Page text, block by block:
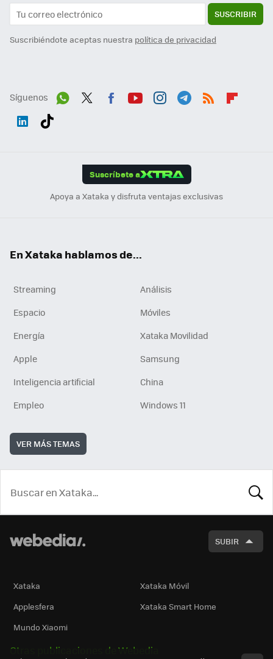
SUSCRIBIR
Suscribiéndote aceptas nuestra política de privacidad
Síguenos
Suscríbete a
Apoya a Xataka y disfruta ventajas exclusivas
En Xataka hablamos de...
Streaming
Análisis
Espacio
Móviles
Energía
Xataka Movilidad
Apple
Samsung
Inteligencia artificial
China
Empleo
Windows 11
VER MÁS TEMAS
SUBIR
Xataka
Xataka Móvil
Applesfera
Xataka Smart Home
Mundo Xiaomi
Otras publicaciones de Webedia